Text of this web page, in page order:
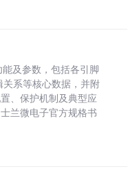
及参数，包括各引脚
系等核心数据，并附
、保护机制及典型应
兰微电子官方规格书